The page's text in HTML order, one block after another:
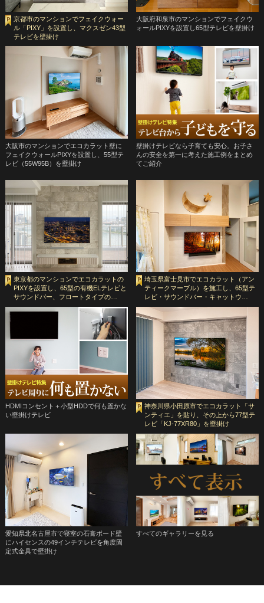
京都市のマンションでフェイクウォー
ル「PIXY」を設置し、マクスゼン43型
テレビを壁掛け
大阪府和泉市のマンションでフェイクウ
ォールPIXYを設置し65型テレビを壁掛け
大阪市のマンションでエコカラット壁に
フェイクウォールPIXYを設置し、55型テ
レビ（55W95B）を壁掛け
壁掛けテレビなら子育ても安心。お子さ
んの安全を第一に考えた施工例をまとめ
てご紹介
東京都のマンションでエコカラットの
PIXYを設置し、65型の有機ELテレビと
サウンドバー、フロートタイプの…
埼玉県富士見市でエコカラット（アン
ティークマーブル）を施工し、65型テ
レビ・サウンドバー・キャットウ…
HDMIコンセント＋小型HDDで何も置かな
い壁掛けテレビ
神奈川県小田原市でエコカラット「サ
ンティエ」を貼り、その上から77型テ
レビ「KJ-77XR80」を壁掛け
愛知県北名古屋市で寝室の石膏ボード壁
にハイセンスの49インチテレビを角度固
定式金具で壁掛け
すべてのギャラリーを見る